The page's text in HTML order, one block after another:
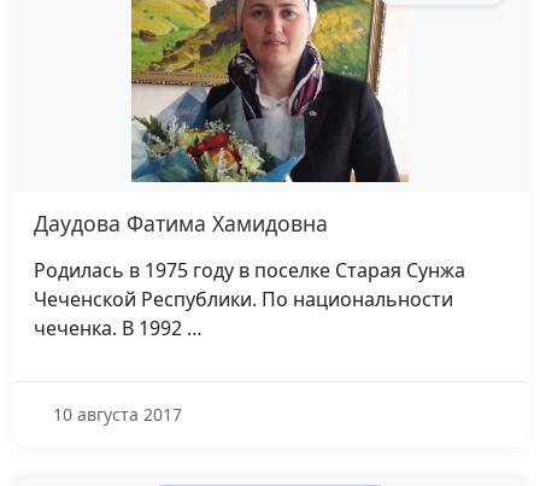
Даудова Фатима Хамидовна
Родилась в 1975 году в поселке Старая Сунжа
Чеченской Республики. По национальности
чеченка. В 1992 …
10 августа 2017